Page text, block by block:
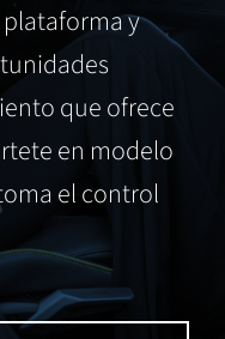
y
que ofrece
en modelo
el control